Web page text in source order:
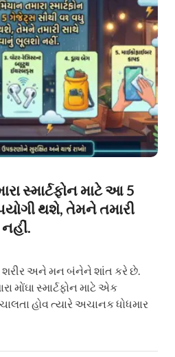
સ્માર્ટફોન માટે આ 5
થશે, તેમને તમારી
શરીર અને મન બંનેને શાંત કરે છે.
મોંઘા સ્માર્ટફોન માટે એક
હોવ ત્યારે અચાનક ધોધમાર